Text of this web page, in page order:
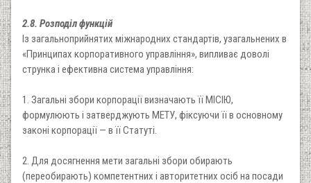
2.8. Розподіл функцій
Із загальноприйнятих міжнародних стандартів, узагальнених в
«Принципах корпоративного управління», випливає доволі
струнка і ефективна система управління:
1. Загальні збори корпорації визначають її МІСІЮ,
формулюють і затверджують МЕТУ, фіксуючи її в основному
законі корпорації — в її Статуті.
2. Для досягнення мети загальні збори обирають
(переобирають) компетентних і авторитетних осіб на посади